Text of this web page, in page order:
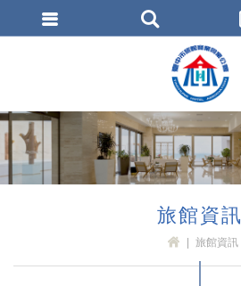
旅館資訊
旅館資訊